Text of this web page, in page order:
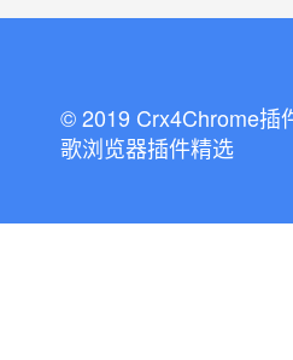
© 2019 Crx4Chrome插
歌浏览器插件精选